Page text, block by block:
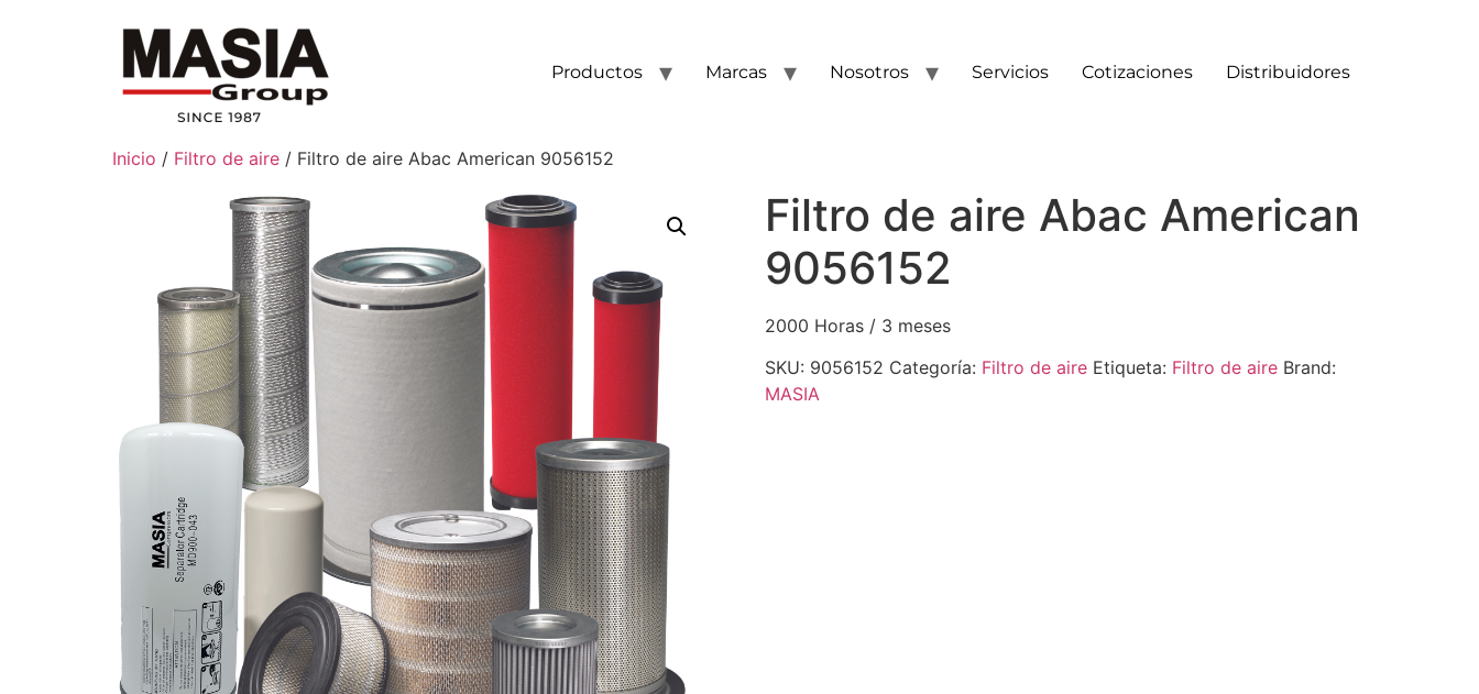
Productos Marcas Nosotros Servicios Cotizaciones Distribuidores
Inicio / Filtro de aire / Filtro de aire Abac American 9056152
Filtro de aire Abac American
9056152
2000 Horas / 3 meses
SKU: 9056152 Categoría: Filtro de aire Etiqueta: Filtro de aire Brand:
MASIA